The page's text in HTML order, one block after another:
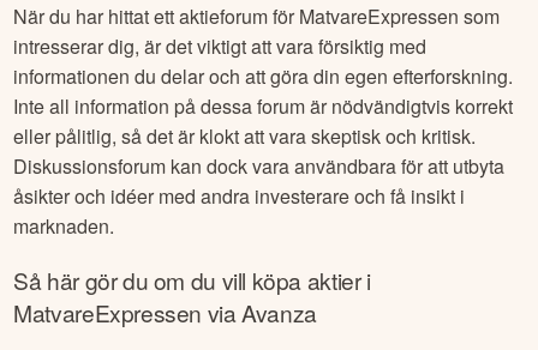
När du har hittat ett aktieforum för MatvareExpressen som
intresserar dig, är det viktigt att vara försiktig med
informationen du delar och att göra din egen efterforskning.
Inte all information på dessa forum är nödvändigtvis korrekt
eller pålitlig, så det är klokt att vara skeptisk och kritisk.
Diskussionsforum kan dock vara användbara för att utbyta
åsikter och idéer med andra investerare och få insikt i
marknaden.
Så här gör du om du vill köpa aktier i
MatvareExpressen via Avanza